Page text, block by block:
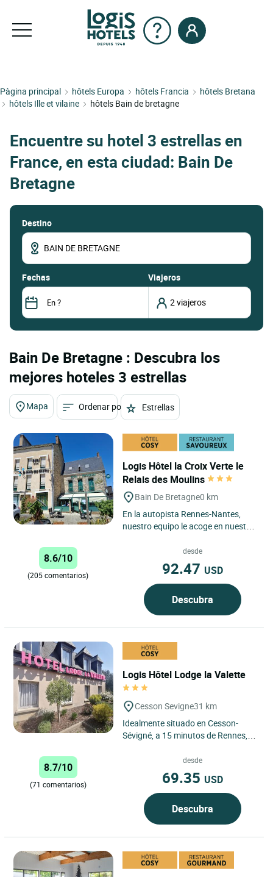
Pàgina principal hôtels Europa hôtels Francia
hôtels Bretana
hôtels Ille et vilaine
hôtels Bain de bretagne
Encuentre su hotel 3 estrellas en
France, en esta ciudad: Bain De
Bretagne
Destino
fechas Viajeros
Bain De Bretagne : Descubra los
mejores hoteles 3 estrellas
Mapa Ordenar por Estrellas
Logis Hôtel la Croix Verte le
Relais des Moulins
Bain De Bretagne0 km
En la autopista Rennes-Nantes,
nuestro equipo le acoge en nuestro
de cinco siglos que,...
8.6/10
(205 comentarios)
desde
92.47 USD
Descubra
Logis Hôtel Lodge la Valette
Cesson Sevigne31 km
Idealmente situado en Cesson-
Sévigné, a 15 minutos de Rennes,
Grippé, garantizando...
8.7/10
(71 comentarios)
desde
69.35 USD
Descubra